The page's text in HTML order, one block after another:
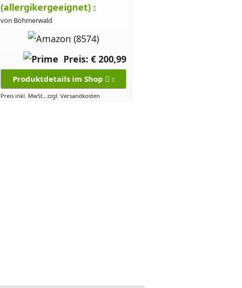
(allergikergeeignet)
von Böhmerwald
Preis: € 200,99
Produktdetails im Shop
Preis inkl. MwSt., zzgl. Versandkosten